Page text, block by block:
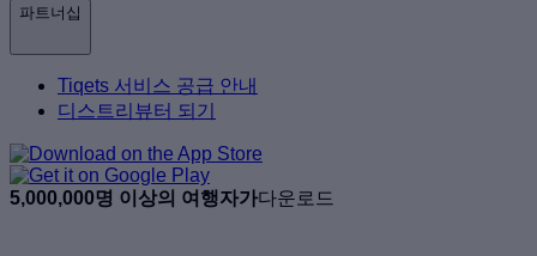
파트너십
Tiqets 서비스 공급 안내
디스트리뷰터 되기
5,000,000명 이상의 여행자가다운로드